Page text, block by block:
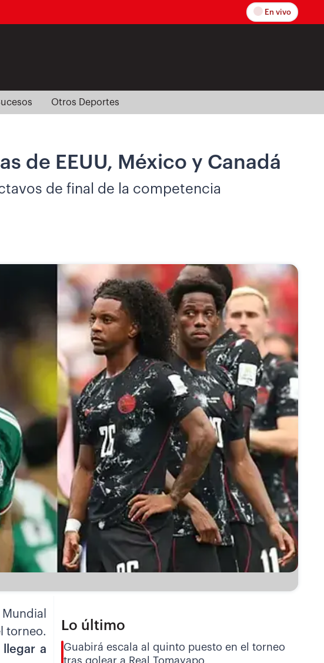
En vivo
Otros Deportes
de EEUU, México y Canadá
de final de la competencia
torneo.
llegar a
Lo último
Guabirá escala al quinto puesto en el torneo
tras golear a Real Tomayapo